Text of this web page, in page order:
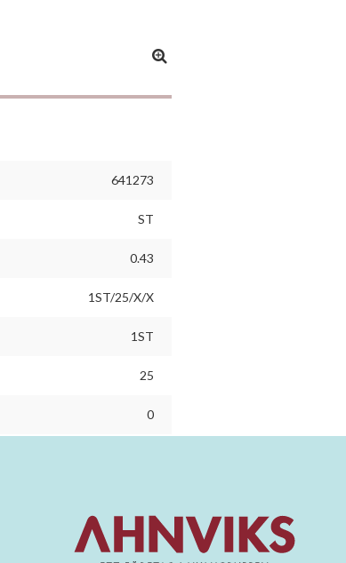
641273
ST
0.43
1ST/25/X/X
1ST
25
0